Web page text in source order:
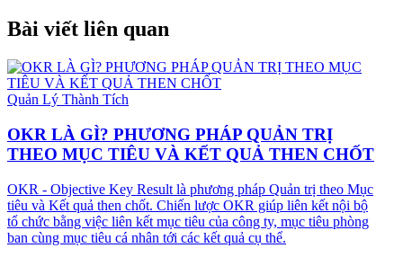
Bài viết liên quan
Quản Lý Thành Tích
OKR LÀ GÌ? PHƯƠNG PHÁP QUẢN TRỊ
THEO MỤC TIÊU VÀ KẾT QUẢ THEN CHỐT
OKR - Objective Key Result là phương pháp Quản trị theo Mục
tiêu và Kết quả then chốt. Chiến lược OKR giúp liên kết nội bộ
tổ chức bằng việc liên kết mục tiêu của công ty, mục tiêu phòng
ban cùng mục tiêu cá nhân tới các kết quả cụ thể.